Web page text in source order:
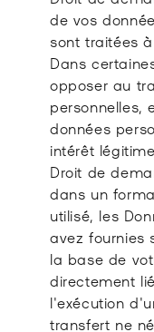
de vos
sont traitées
Dans
opposer au
personnelles,
données
intérêt
Droit de
dans un
utilisé, les
avez fournies
la base de
directement
l'exécution
transfert ne